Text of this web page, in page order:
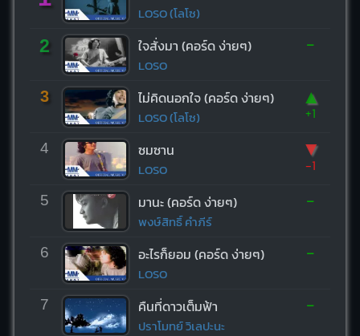
LOSO (โลโซ)
2 ใจสั่งมา (คอร์ด ง่ายๆ)
LOSO
-
3 ไม่คิดนอกใจ (คอร์ด ง่ายๆ)
LOSO (โลโซ)
▲
+1
4 ซมซาน
LOSO
▼
-1
5 มานะ (คอร์ด ง่ายๆ)
พงษ์สิทธิ์ คำภีร์
-
6 อะไรก็ยอม (คอร์ด ง่ายๆ)
LOSO
-
7 คืนที่ดาวเต็มฟ้า
ปราโมทย์ วิเลปะนะ
-